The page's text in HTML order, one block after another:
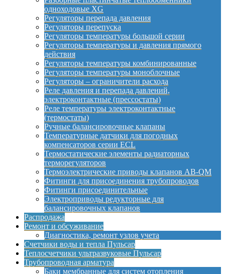
одноходовые XG
Регуляторы перепада давления
Регуляторы перепуска
Регуляторы температуры большой серии
Регуляторы температуры и давления прямого
действия
Регуляторы температуры комбинированные
Регуляторы температуры моноблочные
Регуляторы – ограничители расхода
Реле давления и перепада давлений,
электроконтактные (прессостаты)
Реле температуры электроконтактные
(термостаты)
Ручные балансировочные клапаны
Температурные датчики для погодных
компенсаторов серии ECL
Термостатические элементы радиаторных
терморегуляторов
Термоэлектрические приводы клапанов AB-QM
Фитинги для присоединения трубопроводов
Фитинги присоединительные
Электроприводы редукторные для
балансировочных клапанов
Распродажа
Ремонт и обсуживание
Диагностика, ремонт узлов учета
Счетчики воды и тепла Пульсар
Теплосчетчики ультразвуковые Пульсар
Трубопроводная арматура
Баки мембранные для систем отопления